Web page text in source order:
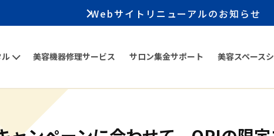
Webサイトリニューアルのお知らせ
美容機器修理サービス サロン集金サポート 美容スペース